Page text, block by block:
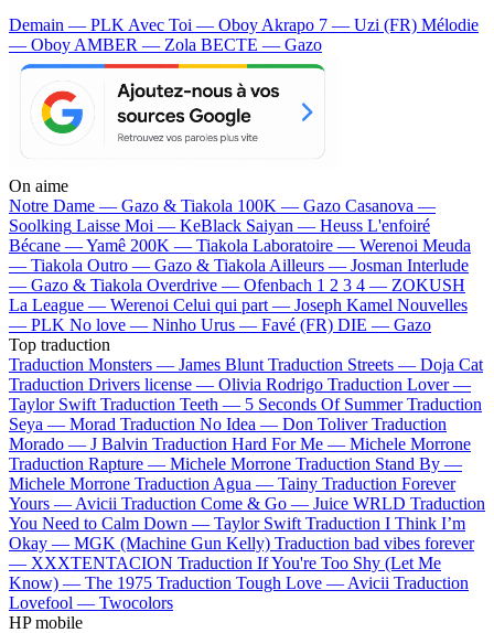
Demain — PLK Avec Toi — Oboy Akrapo 7 — Uzi (FR) Mélodie
— Oboy AMBER — Zola BECTE — Gazo
On aime
Notre Dame — Gazo & Tiakola 100K — Gazo Casanova —
Soolking Laisse Moi — KeBlack Saiyan — Heuss L'enfoiré
Bécane —Yamê 200K — Tiakola Laboratoire — Werenoi Meuda
— Tiakola Outro — Gazo & Tiakola Ailleurs — Josman Interlude
— Gazo & Tiakola Overdrive — Ofenbach 1 2 3 4 — ZOKUSH
La League — Werenoi Celui qui part — Joseph Kamel Nouvelles
— PLK No love — Ninho Urus — Favé (FR) DIE — Gazo
Top traduction
Traduction Monsters — James Blunt Traduction Streets — Doja Cat
Traduction Drivers license — Olivia Rodrigo Traduction Lover —
Taylor Swift Traduction Teeth — 5 Seconds Of Summer Traduction
Seya — Morad Traduction No Idea — Don Toliver Traduction
Morado — J Balvin Traduction Hard For Me — Michele Morrone
Traduction Rapture — Michele Morrone Traduction Stand By —
Michele Morrone Traduction Agua — Tainy Traduction Forever
Yours — Avicii Traduction Come & Go — Juice WRLD Traduction
You Need to Calm Down — Taylor Swift Traduction I Think I’m
Okay — MGK (Machine Gun Kelly) Traduction bad vibes forever
— XXXTENTACION Traduction If You're Too Shy (Let Me
Know) — The 1975 Traduction Tough Love — Avicii Traduction
Lovefool — Twocolors
HP mobile